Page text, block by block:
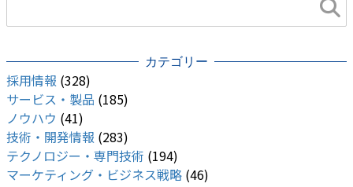
カテゴリー
採用情報 (328)
サービス・製品 (185)
ノウハウ (41)
技術・開発情報 (283)
テクノロジー・専門技術 (194)
マーケティング・ビジネス戦略 (46)